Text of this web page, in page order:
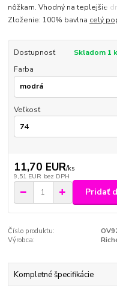
nôžkam. Vhodný na teplejšie
Zloženie: 100% bavlna celý
Dostupnosť
Skladom 1
Farba
Veľkosť
11,70 EUR/ks
9,51 EUR bez DPH
Pridať
Číslo produktu:
Výrobca:
Kompletné špecifikácie